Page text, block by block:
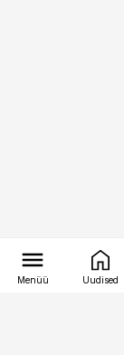
Menüü Uudised